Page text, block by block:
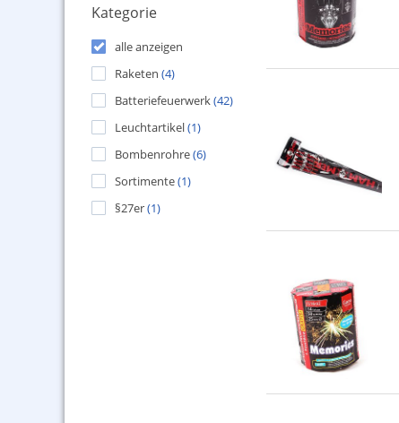
Kategorie
alle anzeigen
Raketen (4)
Batteriefeuerwerk(42)
Leuchtartikel(1)
Bombenrohre(6)
Sortimente(1)
§27er(1)